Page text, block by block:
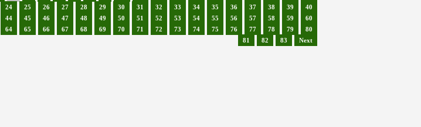
24 25 26 27 28 29 30 31 32 33 34 35 36 37 38 39
40
44 45 46 47 48 49 50 51 52 53 54 55 56 57 58 59
60
64 65 66 67 68 69 70 71 72 73 74 75 76 77 78 79
80
81
82 83 Next